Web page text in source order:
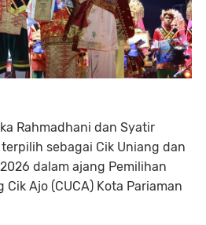
Rahmadhani dan Syatir
sebagai Cik Uniang dan
dalam ajang Pemilihan
Cik Ajo (CUCA) Kota Pariaman